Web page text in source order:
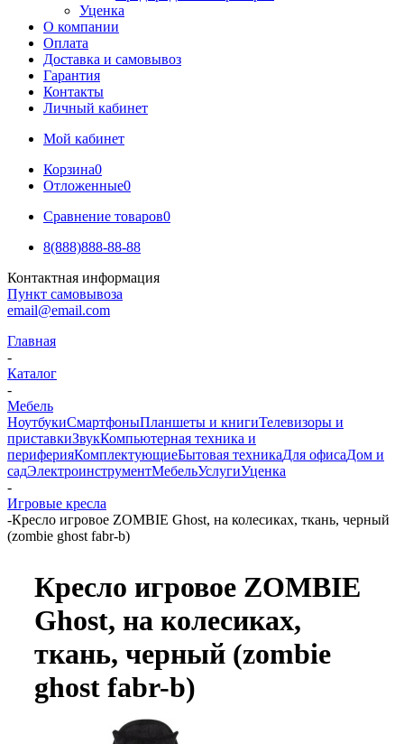
Уценка
О компании
Оплата
Доставка и самовывоз
Гарантия
Контакты
Личный кабинет
Мой кабинет
Корзина0
Отложенные0
Сравнение товаров0
8(888)888-88-88
Контактная информация
Пункт самовывоза
email@email.com
Главная
-
Каталог
-
Мебель
НоутбукиСмартфоныПланшеты и книгиТелевизоры и
приставкиЗвукКомпьютерная техника и
периферияКомплектующиеБытовая техникаДля офисаДом и
садЭлектроинструментМебельУслугиУценка
-
Игровые кресла
-Кресло игровое ZOMBIE Ghost, на колесиках, ткань, черный
(zombie ghost fabr-b)
Кресло игровое ZOMBIE
Ghost, на колесиках,
ткань, черный (zombie
ghost fabr-b)